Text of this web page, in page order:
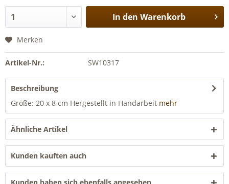
In den Warenkorb
Merken
Artikel-Nr.: SW10317
Beschreibung
Größe: 20 x 8 cm Hergestellt in Handarbeit mehr
Ähnliche Artikel
Kunden kauften auch